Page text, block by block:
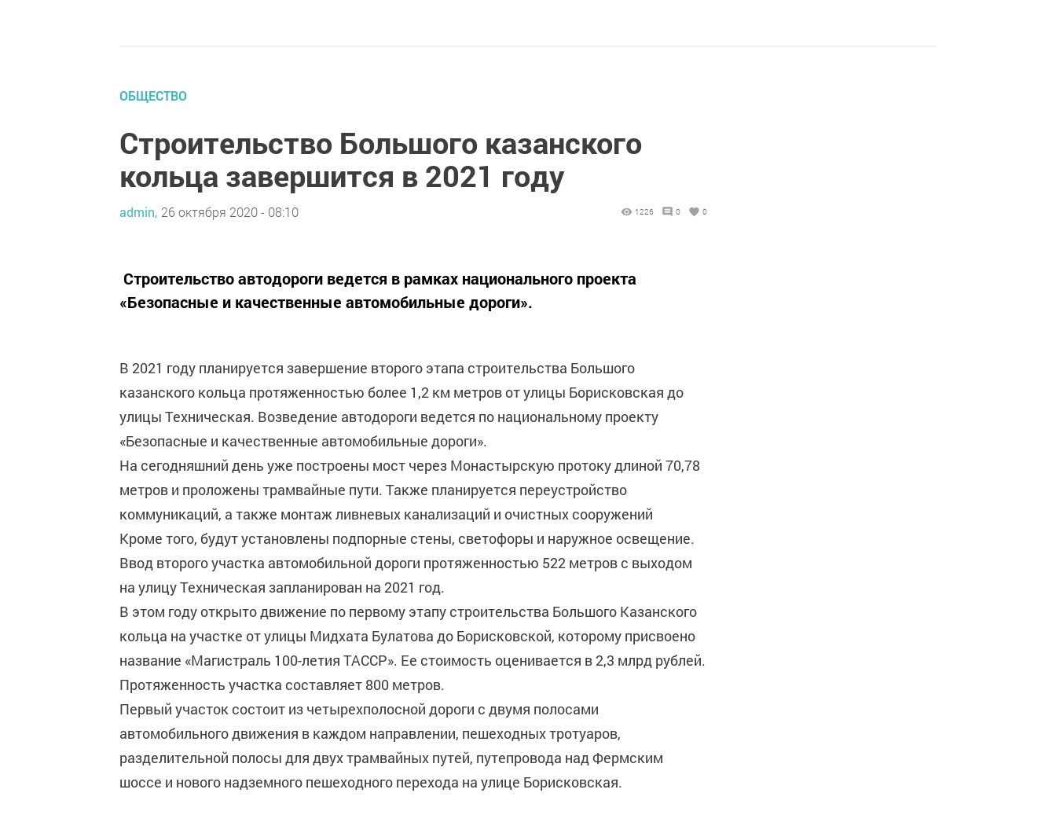
ОБЩЕСТВО
Строительство Большого казанского
кольца завершится в 2021 году
admin, 26 октября 2020 - 08:10 1226 0 0
Строительство автодороги ведется в рамках национального проекта
«Безопасные и качественные автомобильные дороги».
В 2021 году планируется завершение второго этапа строительства Большого
казанского кольца протяженностью более 1,2 км метров от улицы Борисковская до
улицы Техническая. Возведение автодороги ведется по национальному проекту
«Безопасные и качественные автомобильные дороги».
На сегодняшний день уже построены мост через Монастырскую протоку длиной 70,78
метров и проложены трамвайные пути. Также планируется переустройство
коммуникаций, а также монтаж ливневых канализаций и очистных сооружений
Кроме того, будут установлены подпорные стены, светофоры и наружное освещение.
Ввод второго участка автомобильной дороги протяженностью 522 метров с выходом
на улицу Техническая запланирован на 2021 год.
В этом году открыто движение по первому этапу строительства Большого Казанского
кольца на участке от улицы Мидхата Булатова до Борисковской, которому присвоено
название «Магистраль 100-летия ТАССР». Ее стоимость оценивается в 2,3 млрд рублей.
Протяженность участка составляет 800 метров.
Первый участок состоит из четырехполосной дороги с двумя полосами
автомобильного движения в каждом направлении, пешеходных тротуаров,
разделительной полосы для двух трамвайных путей, путепровода над Фермским
шоссе и нового надземного пешеходного перехода на улице Борисковская.